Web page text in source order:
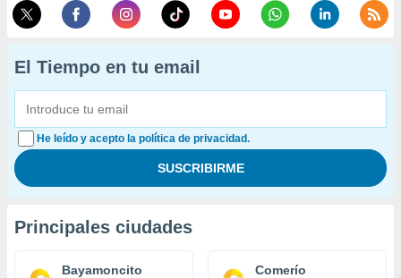
El Tiempo en tu email
He leído y acepto la política de privacidad.
Principales ciudades
Bayamoncito Comerío